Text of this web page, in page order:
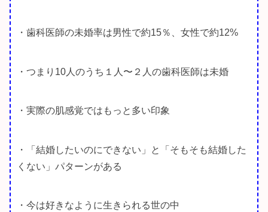
・歯科医師の未婚率は男性で約15％、女性で約12%
・つまり10人のうち１人〜２人の歯科医師は未婚
・実際の肌感覚ではもっと多い印象
・「結婚したいのにできない」と「そもそも結婚した
くない」パターンがある
・今は好きなように生きられる世の中